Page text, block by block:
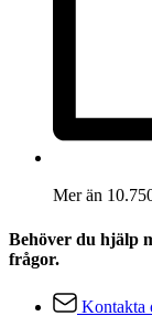
Mer än
Behöver du hjälp
frågor.
Kontakta